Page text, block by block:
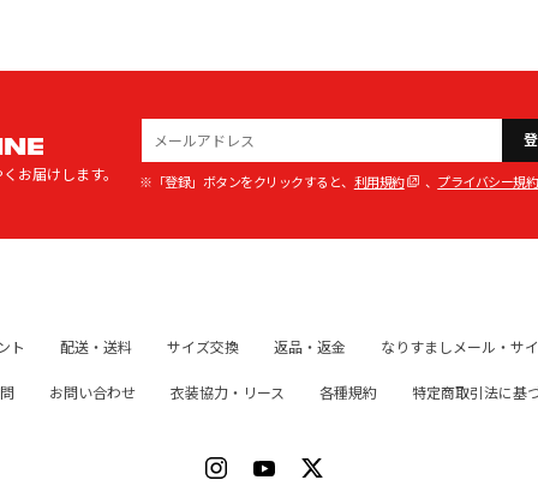
お届けします。 ※「登録」ボタンをクリックすると、 利用規約 、 プライバシー規約
ト 配送・送料 サイズ交換 返品・返金 なりすましメール・サ
お問い合わせ 衣装協力・リース 各種規約 特定商取引法に基